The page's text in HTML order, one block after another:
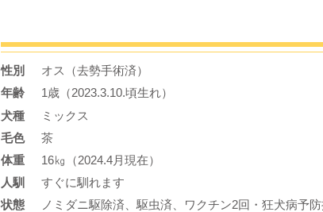
性別
オス（去勢手術済）
年齢
1歳（2023.3.10.頃生れ）
ミックス
​犬種
​毛色
茶
体重
16㎏（2024.4月現在）
人馴
すぐに馴れます
状態
ノミダニ駆除済、駆虫済、ワクチン2回・狂犬病予